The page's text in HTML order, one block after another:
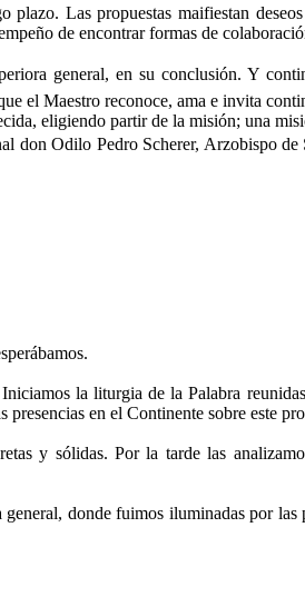
Las propuestas maifiestan
de encontrar formas de
general, en su conclusión. Y
el Maestro reconoce, ama e invita
eligiendo partir de la misión; una
don Odilo Pedro Scherer, Arzobispo
la liturgia de la Palabra
en el Continente sobre este
y sólidas. Por la tarde las
donde fuimos iluminadas por las